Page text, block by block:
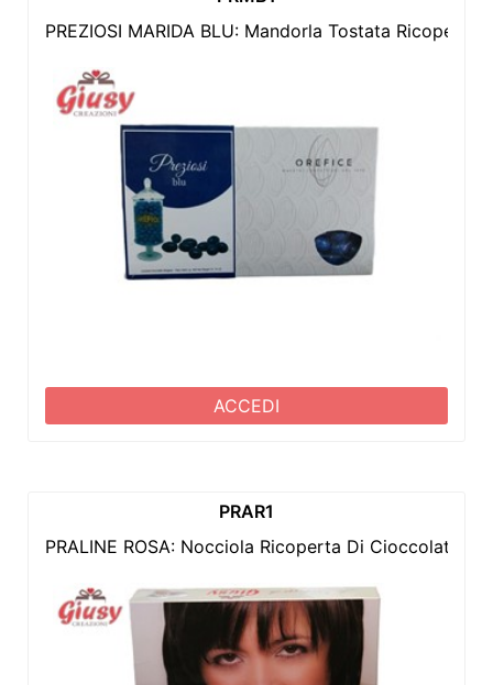
PREZIOSI MARIDA BLU: Mandorla Tostata
ACCEDI
PRAR1
PRALINE ROSA: Nocciola Ricoperta Di Cioccolato